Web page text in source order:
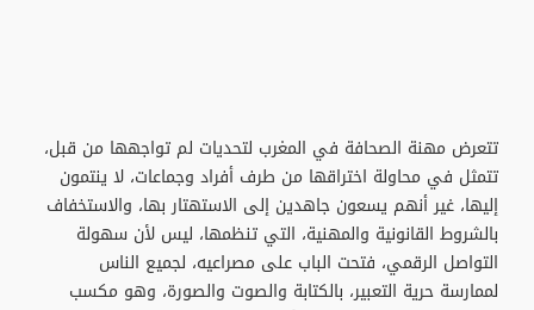
تتعرض مهنة الصحافة في المغرب لتحديات لم تواجهها من قبل،
تتمثل في محاولة اختراقها من طرف أفراد وجماعات، لا ينتمون
إليها، غير أنهم يسعون جاهدين إلى الاستهتار بها، والاستخفاف
بالشروط القانونية والمهنية، التي تنظمها، ليس لأن سهولة
التواصل الرقمي، فتحت الباب على مصراعيه، لجميع الناس
لممارسة حرية التعبير، بالكتابة والصوت والصورة، وهو مكسب